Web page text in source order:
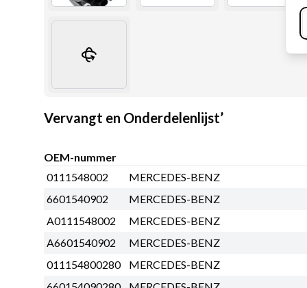
Vervangt en Onderdelenlijst’
OEM-nummer
0111548002
MERCEDES-BENZ
6601540902
MERCEDES-BENZ
A0111548002
MERCEDES-BENZ
A6601540902
MERCEDES-BENZ
011154800280
MERCEDES-BENZ